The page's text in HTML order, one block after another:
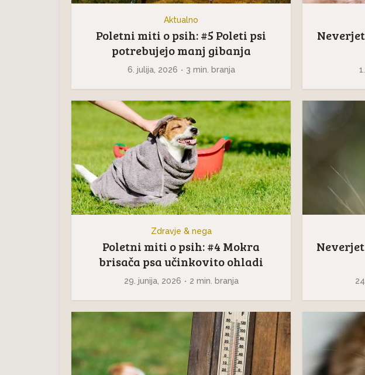
Aktualno
Poletni miti o psih: #5 Poleti psi
potrebujejo manj gibanja
6. julija, 2026 3 min. branja
Zdravje & nega
Poletni miti o psih: #4 Mokra
brisača psa učinkovito ohladi
29. junija, 2026 2 min. branja